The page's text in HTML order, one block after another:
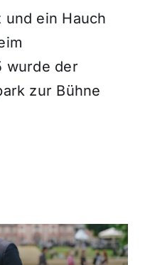
und ein Hauch
wurde der
zur Bühne